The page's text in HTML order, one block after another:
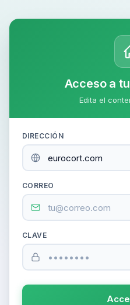
Acceso a
Edita el
DIRECCIÓN
CORREO
CLAVE